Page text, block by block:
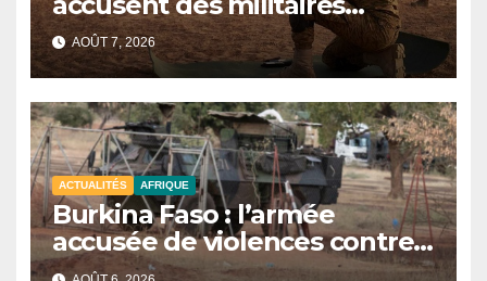
d’avoir tué au moins 48 civils
après une attaque terroriste
AOÛT 7, 2026
ACTUALITÉS AFRIQUE
Burkina Faso : l’armée
accusée de violences contre
des civils après une attaque